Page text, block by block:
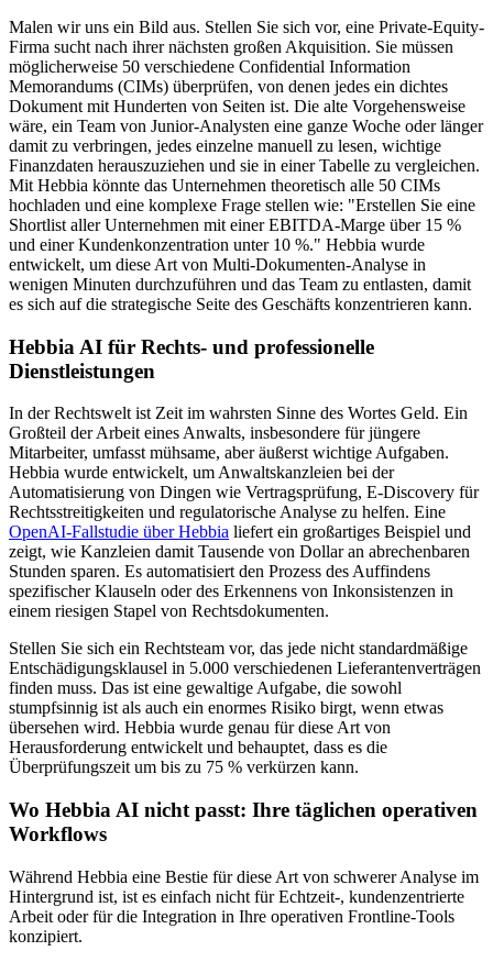
Malen wir uns ein Bild aus. Stellen Sie sich vor, eine Private-Equity-
Firma sucht nach ihrer nächsten großen Akquisition. Sie müssen
möglicherweise 50 verschiedene Confidential Information
Memorandums (CIMs) überprüfen, von denen jedes ein dichtes
Dokument mit Hunderten von Seiten ist. Die alte Vorgehensweise
wäre, ein Team von Junior-Analysten eine ganze Woche oder länger
damit zu verbringen, jedes einzelne manuell zu lesen, wichtige
Finanzdaten herauszuziehen und sie in einer Tabelle zu vergleichen.
Mit Hebbia könnte das Unternehmen theoretisch alle 50 CIMs
hochladen und eine komplexe Frage stellen wie: "Erstellen Sie eine
Shortlist aller Unternehmen mit einer EBITDA-Marge über 15 %
und einer Kundenkonzentration unter 10 %." Hebbia wurde
entwickelt, um diese Art von Multi-Dokumenten-Analyse in
wenigen Minuten durchzuführen und das Team zu entlasten, damit
es sich auf die strategische Seite des Geschäfts konzentrieren kann.
Hebbia AI für Rechts- und professionelle
Dienstleistungen
In der Rechtswelt ist Zeit im wahrsten Sinne des Wortes Geld. Ein
Großteil der Arbeit eines Anwalts, insbesondere für jüngere
Mitarbeiter, umfasst mühsame, aber äußerst wichtige Aufgaben.
Hebbia wurde entwickelt, um Anwaltskanzleien bei der
Automatisierung von Dingen wie Vertragsprüfung, E-Discovery für
Rechtsstreitigkeiten und regulatorische Analyse zu helfen. Eine
OpenAI-Fallstudie über Hebbia liefert ein großartiges Beispiel und
zeigt, wie Kanzleien damit Tausende von Dollar an abrechenbaren
Stunden sparen. Es automatisiert den Prozess des Auffindens
spezifischer Klauseln oder des Erkennens von Inkonsistenzen in
einem riesigen Stapel von Rechtsdokumenten.
Stellen Sie sich ein Rechtsteam vor, das jede nicht standardmäßige
Entschädigungsklausel in 5.000 verschiedenen Lieferantenverträgen
finden muss. Das ist eine gewaltige Aufgabe, die sowohl
stumpfsinnig ist als auch ein enormes Risiko birgt, wenn etwas
übersehen wird. Hebbia wurde genau für diese Art von
Herausforderung entwickelt und behauptet, dass es die
Überprüfungszeit um bis zu 75 % verkürzen kann.
Wo Hebbia AI nicht passt: Ihre täglichen operativen
Workflows
Während Hebbia eine Bestie für diese Art von schwerer Analyse im
Hintergrund ist, ist es einfach nicht für Echtzeit-, kundenzentrierte
Arbeit oder für die Integration in Ihre operativen Frontline-Tools
konzipiert.